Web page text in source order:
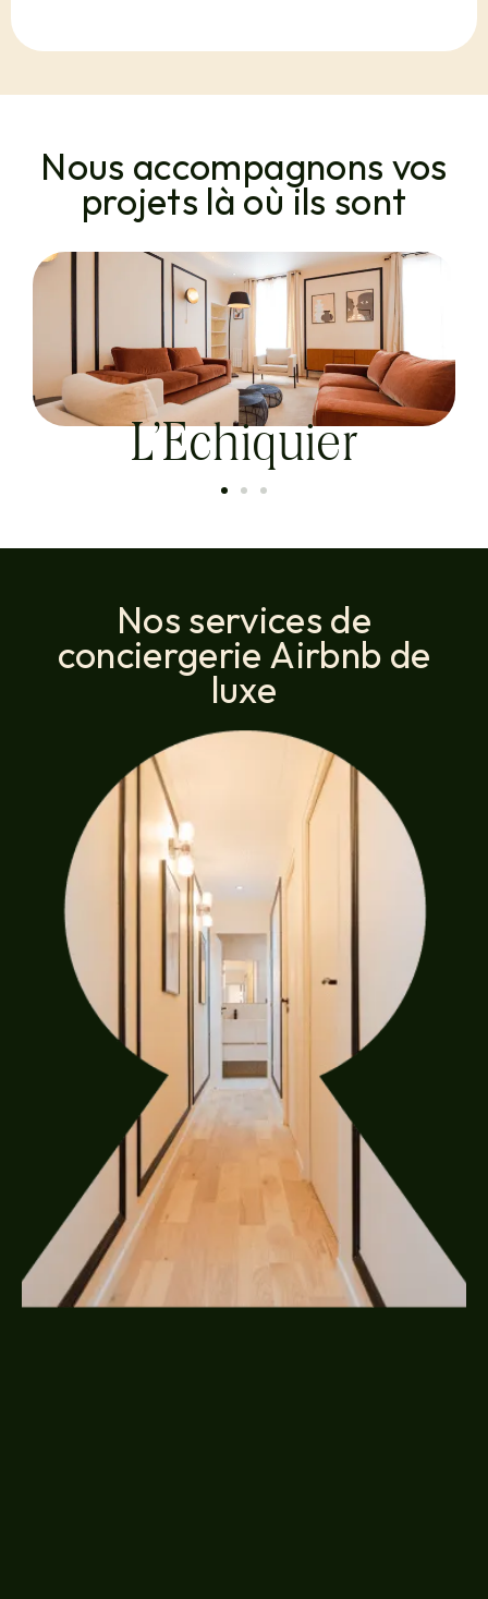
Nous accompagnons vos
projets là où ils sont
L’Echiquier
Nos services de
conciergerie Airbnb de
luxe